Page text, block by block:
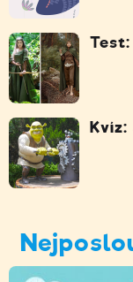
Kvíz: